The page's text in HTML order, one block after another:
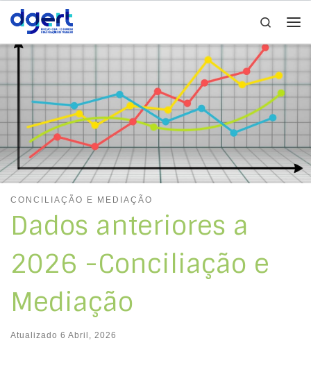
Skip to content
Search
CONCILIAÇÃO E MEDIAÇÃO
Dados anteriores a
2026 -Conciliação e
Mediação
Atualizado 6 Abril, 2026